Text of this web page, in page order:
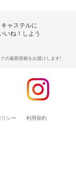
キャステルに
いね！しよう
の最新情報をお届けします!
シー 利用規約